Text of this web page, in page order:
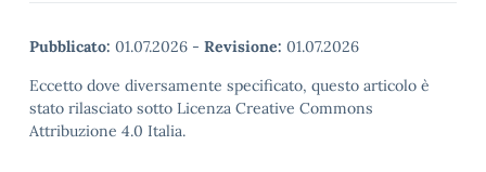
Pubblicato: 01.07.2026 - Revisione: 01.07.2026
Eccetto dove diversamente specificato, questo articolo è
stato rilasciato sotto Licenza Creative Commons
Attribuzione 4.0 Italia.